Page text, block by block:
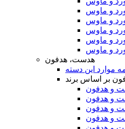
هدست، هدفون
موارد این دسته
بر اساس برند